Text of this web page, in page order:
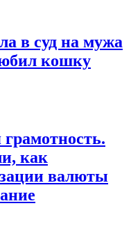
в суд на мужа
кошку
как
валюты